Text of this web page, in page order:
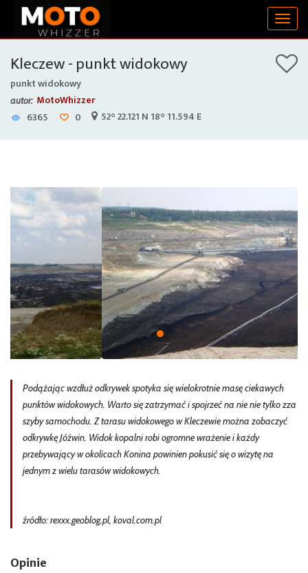
Kleczew - punkt widokowy
punkt widokowy
autor: MotoWhizzer
6365
0 52° 22.121 N 18° 11.594 E
Podążając wzdłuż odkrywek spotyka się wielokrotnie masę ciekawych
punktów widokowych. Warto się zatrzymać i spojrzeć na nie nie tylko zza
szyby samochodu. Z tarasu widokowego w Kleczewie można zobaczyć
odkrywkę Jóźwin. Widok kopalni robi ogromne wrażenie i każdy
przebywający w okolicach Konina powinien pokusić się o wizytę na
jednym z wielu tarasów widokowych.
źródło: rexxx.geoblog.pl, koval.com.pl
Opinie